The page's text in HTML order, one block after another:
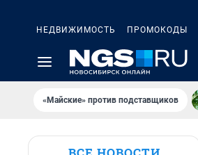
НЕДВИЖИМОСТЬ ПРОМОКОДЫ
«Майские» против подставщиков